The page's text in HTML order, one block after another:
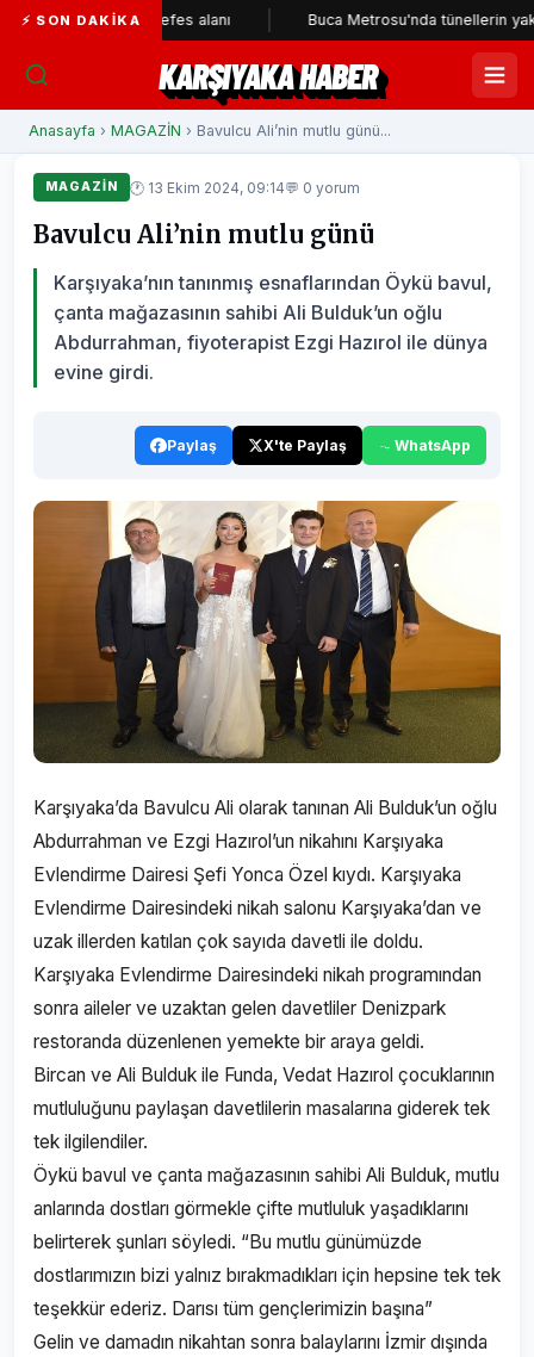
⚡ SON DAKIKA
yeni nefes alanı Buca Metrosu'nda tünellerin yaklaşık 22
KARŞIYAKA HABER
Anasayfa › MAGAZİN › Bavulcu Ali’nin mutlu günü...
MAGAZİN 🕐 13 Ekim 2024, 09:14💬 0 yorum
Bavulcu Ali’nin mutlu günü
Karşıyaka’nın tanınmış esnaflarından Öykü bavul,
çanta mağazasının sahibi Ali Bulduk’un oğlu
Abdurrahman, fiyoterapist Ezgi Hazırol ile dünya
evine girdi.
Paylaş X'te Paylaş WhatsApp
Karşıyaka’da Bavulcu Ali olarak tanınan Ali Bulduk’un oğlu
Abdurrahman ve Ezgi Hazırol’un nikahını Karşıyaka
Evlendirme Dairesi Şefi Yonca Özel kıydı. Karşıyaka
Evlendirme Dairesindeki nikah salonu Karşıyaka’dan ve
uzak illerden katılan çok sayıda davetli ile doldu.
Karşıyaka Evlendirme Dairesindeki nikah programından
sonra aileler ve uzaktan gelen davetliler Denizpark
restoranda düzenlenen yemekte bir araya geldi.
Bircan ve Ali Bulduk ile Funda, Vedat Hazırol çocuklarının
mutluluğunu paylaşan davetlilerin masalarına giderek tek
tek ilgilendiler.
Öykü bavul ve çanta mağazasının sahibi Ali Bulduk, mutlu
anlarında dostları görmekle çifte mutluluk yaşadıklarını
belirterek şunları söyledi. “Bu mutlu günümüzde
dostlarımızın bizi yalnız bırakmadıkları için hepsine tek tek
teşekkür ederiz. Darısı tüm gençlerimizin başına”
Gelin ve damadın nikahtan sonra balaylarını İzmir dışında